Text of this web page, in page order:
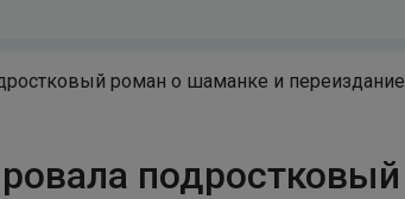
роман о шаманке и переиздание
подростковый